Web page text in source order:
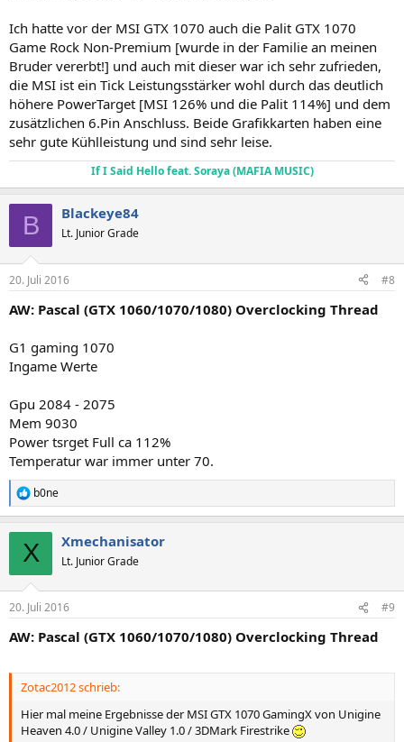
Ich hatte vor der MSI GTX 1070 auch die Palit GTX 1070
Game Rock Non-Premium [wurde in der Familie an meinen
Bruder vererbt!] und auch mit dieser war ich sehr zufrieden,
die MSI ist ein Tick Leistungsstärker wohl durch das deutlich
höhere PowerTarget [MSI 126% und die Palit 114%] und dem
zusätzlichen 6.Pin Anschluss. Beide Grafikkarten haben eine
sehr gute Kühlleistung und sind sehr leise.
If I Said Hello feat. Soraya (MAFIA MUSIC)
B Blackeye84
Lt. Junior Grade
20. Juli 2016 #8
AW: Pascal (GTX 1060/1070/1080) Overclocking Thread
G1 gaming 1070
Ingame Werte
Gpu 2084 - 2075
Mem 9030
Power tsrget Full ca 112%
Temperatur war immer unter 70.
R
e
e
:
b0ne
X Xmechanisator
Lt. Junior Grade
20. Juli 2016 #9
AW: Pascal (GTX 1060/1070/1080) Overclocking Thread
Zotac2012 schrieb:
Hier mal meine Ergebnisse der MSI GTX 1070 GamingX von Unigine
Heaven 4.0 / Unigine Valley 1.0 / 3DMark Firestrike